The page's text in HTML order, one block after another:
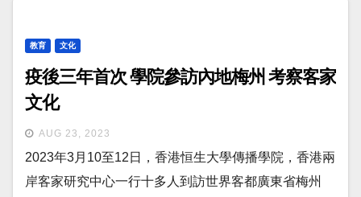
教育 文化
疫後三年首次 學院參訪內地梅州 考察客家
文化
AUG 23, 2023
2023年3月10至12日，香港恒生大學傳播學院，香港兩
岸客家研究中心一行十多人到訪世界客都廣東省梅州